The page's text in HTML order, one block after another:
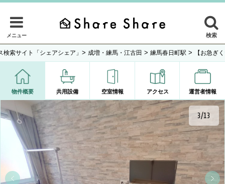
メニュー 検索
検索サイト「シェアシェア」 > 成増・練馬・江古田 > 練馬春日町駅 > 【お急ぎ
物件概要 共用設備 空室情報 アクセス 運営者情報
3/13